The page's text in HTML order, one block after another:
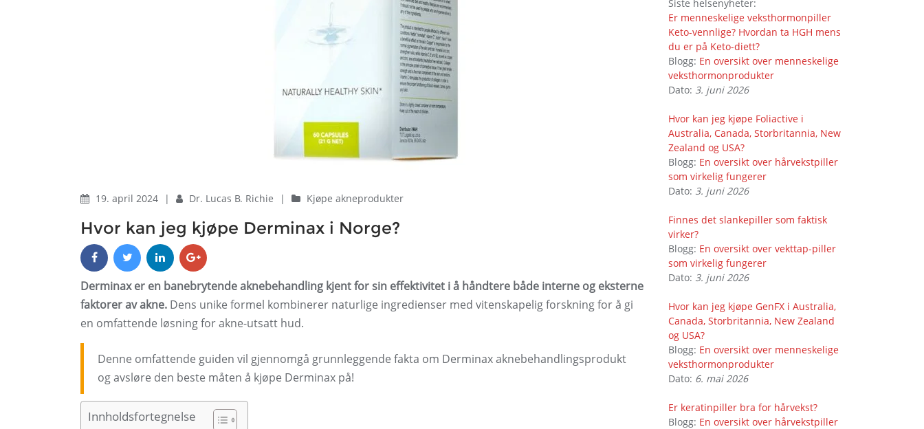
19. april 2024 | Dr. Lucas B. Richie | Kjøpe akneprodukter
Hvor kan jeg kjøpe Derminax i Norge?
Derminax er en banebrytende aknebehandling kjent for sin effektivitet i å håndtere både interne og eksterne
faktorer av akne. Dens unike formel kombinerer naturlige ingredienser med vitenskapelig forskning for å gi
en omfattende løsning for akne-utsatt hud.
Denne omfattende guiden vil gjennomgå grunnleggende fakta om Derminax aknebehandlingsprodukt
og avsløre den beste måten å kjøpe Derminax på!
Innholdsfortegnelse
Siste helsenyheter:
Er menneskelige veksthormonpiller
Keto-vennlige? Hvordan ta HGH mens
du er på Keto-diett?
Blogg: En oversikt over menneskelige
veksthormonprodukter
Dato: 3. juni 2026
Hvor kan jeg kjøpe Foliactive i
Australia, Canada, Storbritannia, New
Zealand og USA?
Blogg: En oversikt over hårvekstpiller
som virkelig fungerer
Dato: 3. juni 2026
Finnes det slankepiller som faktisk
virker?
Blogg: En oversikt over vekttap-piller
som virkelig fungerer
Dato: 3. juni 2026
Hvor kan jeg kjøpe GenFX i Australia,
Canada, Storbritannia, New Zealand
og USA?
Blogg: En oversikt over menneskelige
veksthormonprodukter
Dato: 6. mai 2026
Er keratinpiller bra for hårvekst?
Blogg: En oversikt over hårvekstpiller